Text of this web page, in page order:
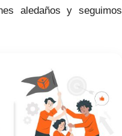
aledaños y seguimos